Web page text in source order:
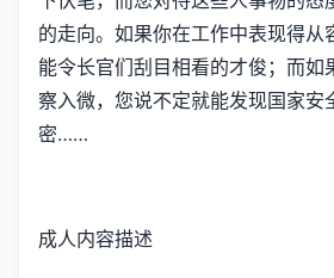
的走向。如果你在工作中表现得从
能令长官们刮目相看的才俊；而如
察入微，您说不定就能发现国家安
密……
成人内容描述